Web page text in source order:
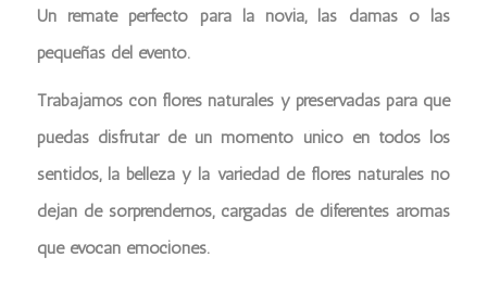
Un remate perfecto para la novia, las damas o las
pequeñas del evento.
Trabajamos con flores naturales y preservadas para que
puedas disfrutar de un momento único en todos los
sentidos, la belleza y la variedad de flores naturales no
dejan de sorprendernos, cargadas de diferentes aromas
que evocan emociones.